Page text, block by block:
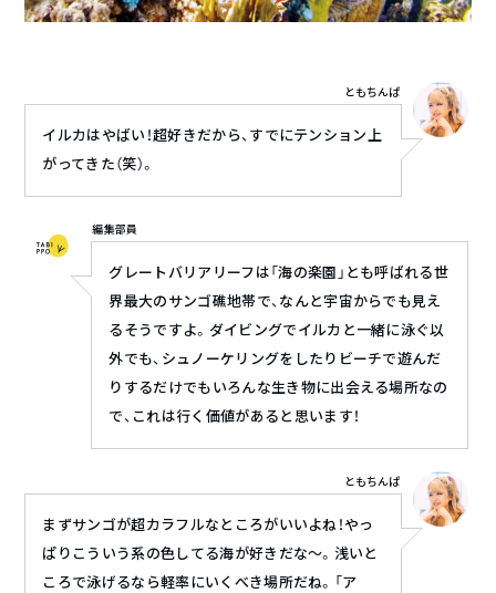
イルカはやばい！超好きだから、すでにテンション上
がってきた（笑）。
ともちんぱ
編集部員
グレートバリアリーフは「海の楽園」とも呼ばれる世
界最大のサンゴ礁地帯で、なんと宇宙からでも見え
るそうですよ。ダイビングでイルカと一緒に泳ぐ以
外でも、シュノーケリングをしたりビーチで遊んだ
りするだけでもいろんな生き物に出会える場所なの
で、これは行く価値があると思います！
まずサンゴが超カラフルなところがいいよね！やっ
ぱりこういう系の色してる海が好きだな〜。浅いと
ころで泳げるなら軽率にいくべき場所だね。「ア
ともちんぱ